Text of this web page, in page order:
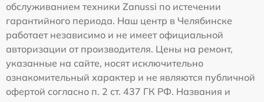
обслуживанием техники Zanussi по истечении
гарантийного периода. Наш центр в Челябинске
работает независимо и не имеет официальной
авторизации от производителя. Цены на ремонт,
указанные на сайте, носят исключительно
ознакомительный характер и не являются публичной
офертой согласно п. 2 ст. 437 ГК РФ. Названия и